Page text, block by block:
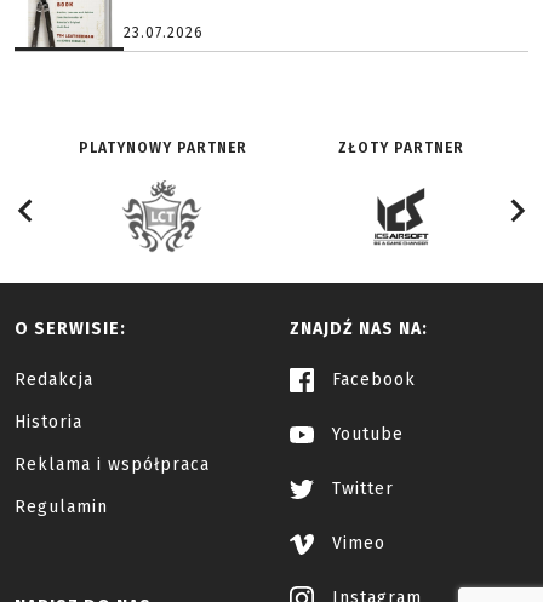
23.07.2026
PLATYNOWY PARTNER ZŁOTY PARTNER
O SERWISIE:
Redakcja
Historia
Reklama i współpraca
Regulamin
ZNAJDŹ NAS NA:
Facebook
Youtube
Twitter
Vimeo
Instagram